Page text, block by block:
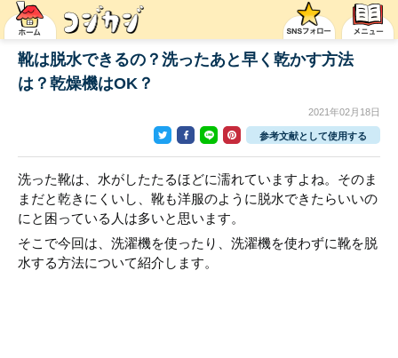
靴は脱水できるの？洗ったあと早く乾かす方法
は？乾燥機はOK？
2021年02月18日
参考文献として使用する
洗った靴は、水がしたたるほどに濡れていますよね。そのま
まだと乾きにくいし、靴も洋服のように脱水できたらいいの
にと困っている人は多いと思います。
そこで今回は、洗濯機を使ったり、洗濯機を使わずに靴を脱
水する方法について紹介します。